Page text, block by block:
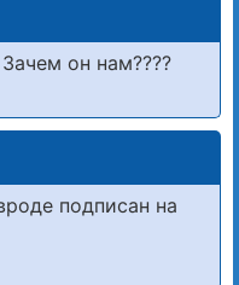
он нам????
подписан на